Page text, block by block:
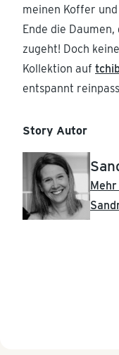
meinen Koffer
Ende die
zugeht! Doch
Kollektion auf
entspannt
Story Autor